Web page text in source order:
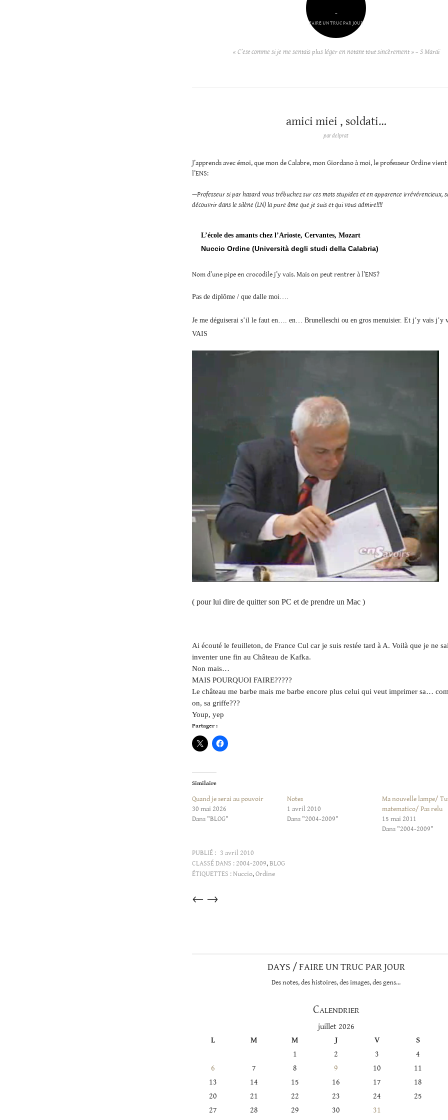
–
FAIRE UN TRUC PAR JOUR
« C’est comme si je me sentais plus léger en notant tout sincèrement » – S Maraï
amici miei , soldati…
pardelprat
J’apprends avec émoi, que mon de Calabre, mon Giordano à moi, le professeur Ordine vient
l’ENS:
—Professeur si par hasard vous trébuchez sur ces mots stupides et en apparence irrévérencieux,
découvrir dans le silène (LN) la pure âme que je suis et qui vous admire!!!!
L’école des amants chez l’Arioste, Cervantes, Mozart
Nuccio Ordine (Università degli studi della Calabria)
Nom d’une pipe en crocodile j’y vais. Mais on peut rentrer à l’ENS?
Pas de diplôme / que dalle moi….
Je me déguiserai s’il le faut en…. en… Brunelleschi ou en gros menuisier. Et j’y vais j’y
VAIS
( pour lui dire de quitter son PC et de prendre un Mac )
Ai écouté le feuilleton, de France Cul car je suis restée tard à A. Voilà que je ne
inventer une fin au Château de Kafka.
Non mais…
MAIS POURQUOI FAIRE?????
Le château me barbe mais me barbe encore plus celui qui veut imprimer sa…
on, sa griffe???
Youp, yep
Partager :
Similaire
Quand je serai au pouvoir
30 mai 2026
Dans "BLOG"
Notes
1 avril 2010
Dans "2004-2009"
Ma nouvelle lampe/
matematico/ Pas relu
15 mai 2011
Dans "2004-2009"
PUBLIÉ : 3 avril 2010
CLASSÉ DANS : 2004-2009,BLOG
ÉTIQUETTES :Nuccio,Ordine
Articles
→
←
DAYS / FAIRE UN TRUC PAR JOUR
Des notes, des histoires, des images, des gens…
Calendrier
juillet 2026
L
M M J V S
1
2 3 4
6
7 8 9 10 11
13
14 15 16 17 18
20
21 22 23 24 25
27
28 29 30 31